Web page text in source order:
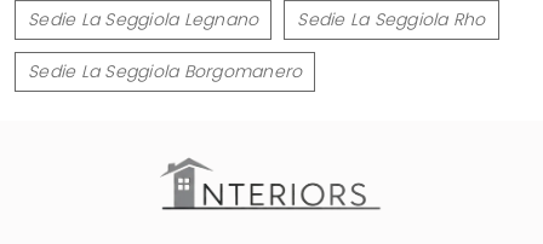
Sedie La Seggiola Legnano Sedie La Seggiola Rho
Sedie La Seggiola Borgomanero